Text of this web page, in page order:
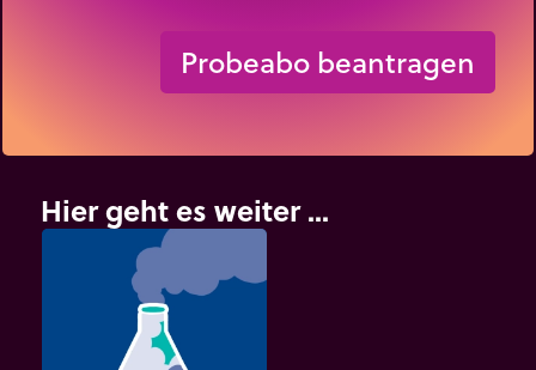
Probeabo beantragen
Hier geht es weiter ...